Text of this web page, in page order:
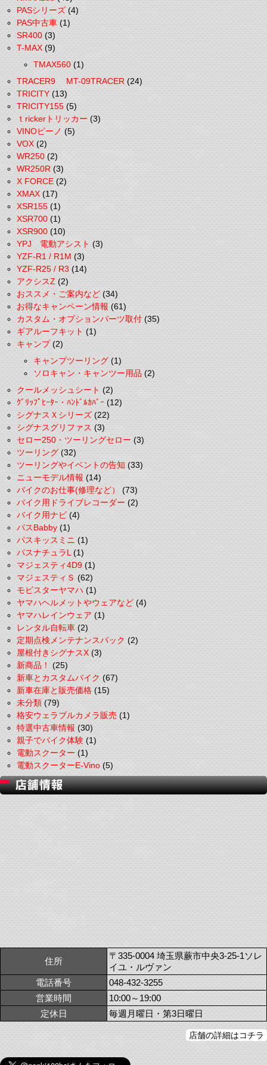
PASシリーズ(4)
PAS中古車(1)
SR400(3)
T-MAX(9)
TMAX560(1)
TRACER9 MT-09TRACER(24)
TRICITY(13)
TRICITY155(5)
ｔrickerトリッカー(3)
VINOビーノ(5)
VOX(2)
WR250(2)
WR250R(3)
X FORCE(2)
XMAX(17)
XSR155(1)
XSR700(1)
XSR900(10)
YPJ 電動アシスト(3)
YZF-R1 / R1M(3)
YZF-R25 / R3(14)
アクシスZ(2)
おススメ・ご案内など(34)
お得なキャンペーン情報(61)
カスタム・オプションパーツ取付(35)
ギアルーフキット(1)
キャンプ(2)
キャンプツーリング(1)
ソロキャン・キャンツー用品(2)
クールメッシュシート(2)
ｸﾞﾘｯﾌﾟﾋｰﾀｰ・ﾊﾝﾄﾞﾙｶﾊﾞｰ(12)
シグナスＸシリーズ(22)
シグナスグリファス(3)
セロー250・ツーリングセロー(3)
ツーリング(32)
ツーリングやイベントの告知(33)
ニューモデル情報(14)
バイクのお仕事(修理など）(73)
バイク用ドライブレコーダー(2)
バイク用ナビ(4)
パスBabby(1)
パスキッスミニ(1)
パスナチュラL(1)
マジェスティ4D9(1)
マジェスティＳ(62)
モビスターヤマハ(1)
ヤマハヘルメットやウェアなど(4)
ヤマハレインウェア(1)
レンタル自転車(2)
定期点検メンテナンスパック(2)
屋根付きシグナスX(3)
新商品！(25)
新車とカスタムバイク(67)
新車在庫と販売価格(15)
未分類(79)
格安ウェラブルカメラ販売(1)
特選中古車情報(30)
親子でバイク体験(1)
電動スクーター(1)
電動スクーターE-Vino(5)
住所
〒335-0004 埼玉県蕨市中央3-25-1ソレ
イユ・ルヴァン
電話番号
048-432-3255
営業時間
10:00～19:00
定休日
毎週月曜日・第3日曜日
店舗の詳細はコチラ